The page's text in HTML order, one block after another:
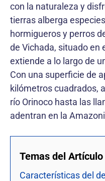
con la naturaleza y
tierras alberga
hormigueros y perros
de Vichada, situado en
extiende a lo largo de
Con una superficie de
kilómetros cuadrados,
río Orinoco hasta las
adentran en la
Temas del Artículo
Características del